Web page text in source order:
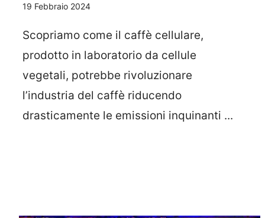
19 Febbraio 2024
Scopriamo come il caffè cellulare,
prodotto in laboratorio da cellule
vegetali, potrebbe rivoluzionare
l’industria del caffè riducendo
drasticamente le emissioni inquinanti ...